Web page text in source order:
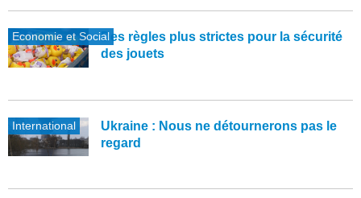
Economie et SocialDes règles plus strictes pour la sécurité
des jouets
International
Ukraine : Nous ne détournerons pas le
regard